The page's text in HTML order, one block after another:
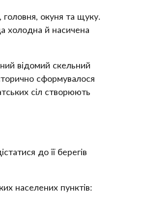
окуня та щуку.
холодна й насичена
відомий скельний
сформувалося
сіл створюють
до її берегів
населених пунктів: